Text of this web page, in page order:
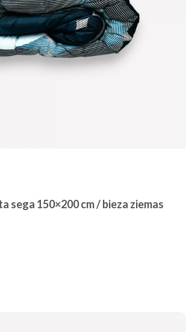
sega 150×200 cm / bieza ziemas